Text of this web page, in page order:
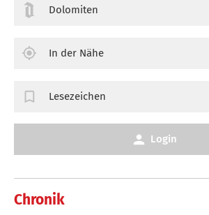
Chronik
Dolomiten
In der Nähe
Lesezeichen
Login